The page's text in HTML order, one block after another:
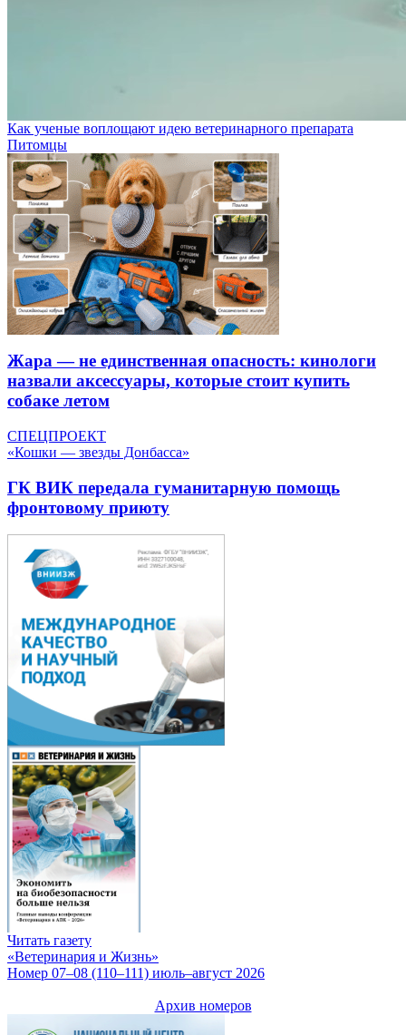
Как ученые воплощают идею ветеринарного препарата
Питомцы
Жара — не единственная опасность: кинологи
назвали аксессуары, которые стоит купить
собаке летом
СПЕЦПРОЕКТ
«Кошки — звезды Донбасса»
ГК ВИК передала гуманитарную помощь
фронтовому приюту
Читать газету
«Ветеринария и Жизнь»
Номер 07–08 (110–111) июль–август 2026
Архив номеров